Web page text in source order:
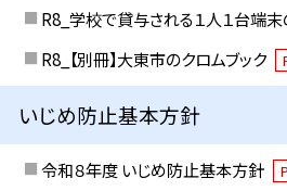
R8_学校で貸与される１人１台端
R8_【別冊】大東市のクロムブック
いじめ防止基本方針
令和８年度 いじめ防止基本方針